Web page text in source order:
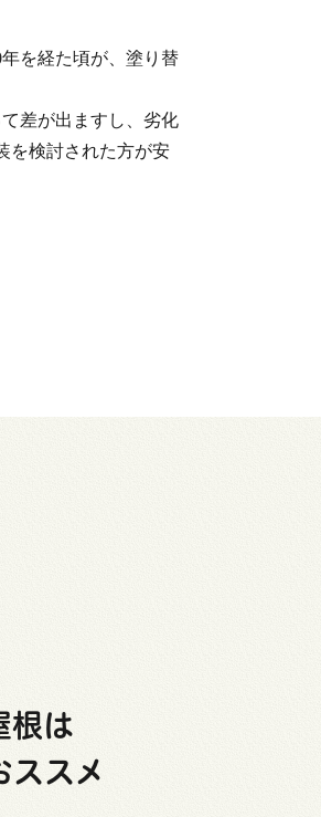
を経た頃が、塗り替
差が出ますし、劣化
を検討された方が安
根は
ススメ